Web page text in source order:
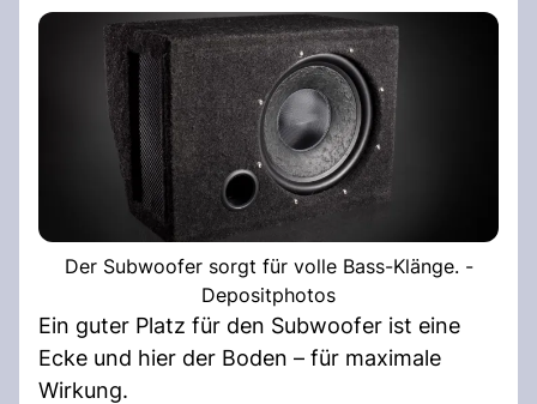
Der Subwoofer sorgt für volle Bass-Klänge. -
Depositphotos
Ein guter Platz für den Subwoofer ist eine
Ecke und hier der Boden – für maximale
Wirkung.